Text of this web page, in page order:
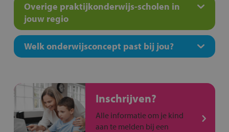
Overige praktijkonderwijs-scholen in
jouw regio
Welk onderwijsconcept past bij jou?
Inschrijven?
Alle informatie om je kind
aan te melden bij een